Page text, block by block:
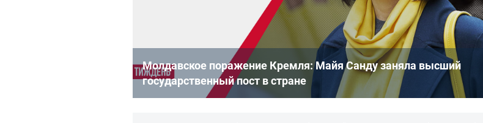
Молдавское поражение Кремля: Майя Санду заняла высший
государственный пост в стране